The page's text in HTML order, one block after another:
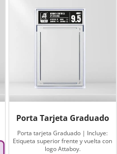
Porta Tarjeta Graduado
Porta tarjeta Graduado | Incluye:
Etiqueta superior frente y vuelta con
logo Attaboy.